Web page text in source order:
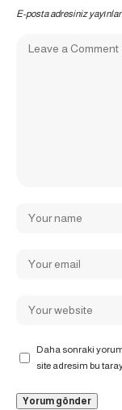
E-posta adresiniz
Daha sonraki
site adresim bu